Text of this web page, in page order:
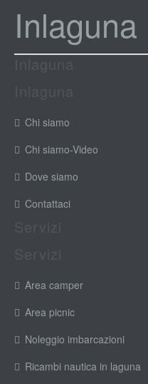
Inlaguna
Chi siamo
Chi siamo-Video
Dove siamo
Contattaci
Area camper
Area picnic
Noleggio imbarcazioni
Ricambi nautica in laguna